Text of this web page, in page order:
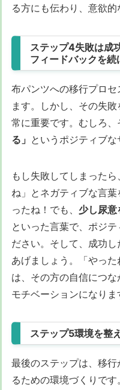
る方にも伝わり、意欲的
ステップ4失敗は成
フィードバックを続
布パンツへの移行プロ
ます。しかし、その失敗
常に重要です。むしろ、
る」 というポジティブな
もし失敗してしまった
ね」とネガティブな言
ったね！でも、 少し尿
といった言葉で、ポジ
ださい。そして、成功
あげましょう。「やっ
は、その方の自信につ
モチベーションになりま
ステップ5環境を整
最後のステップは、移
るための環境づくりで